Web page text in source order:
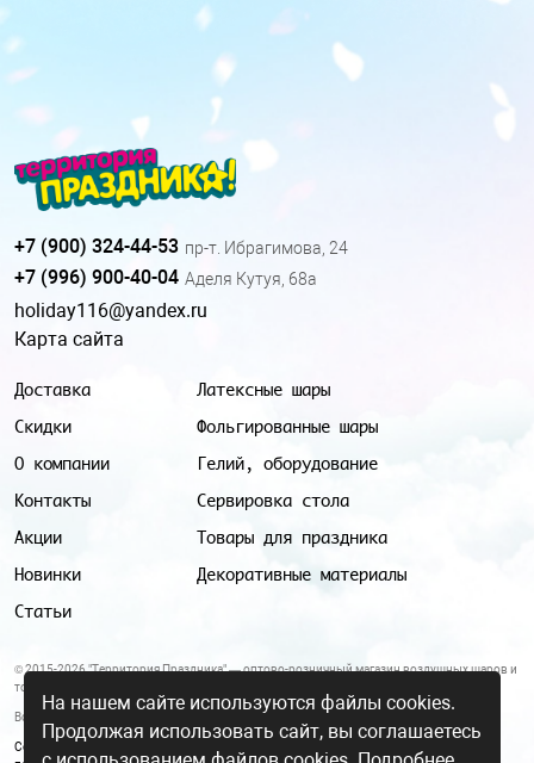
Доставка
Скидки
О компании
Контакты
Акции
Новинки
Статьи
Латексные шары
Фольгированные шары
Гелий, оборудование
Сервировка стола
Товары для праздника
Декоративные материалы
+7 (900) 324-44-53 пр-т. Ибрагимова, 24
+7 (996) 900-40-04 Аделя Кутуя, 68а
holiday116@yandex.ru
Карта сайта
© 2015-2026 "Территория Праздника" — оптово-розничный магазин воздушных шаров и
товаров для праздника.
Все цены и условия, указанные на данном сайте, не являются публичной офертой.
Согласие на обработку персональных данных
На нашем сайте используются файлы cookies.
Продолжая использовать сайт, вы соглашаетесь